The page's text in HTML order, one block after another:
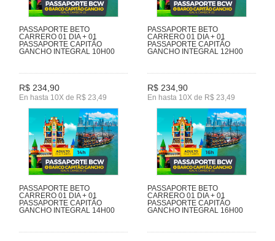
PASSAPORTE BETO
CARRERO 01 DIA + 01
PASSAPORTE CAPITÃO
GANCHO INTEGRAL 10H00
R$ 234,90
En hasta 10X de R$ 23,49
PASSAPORTE BETO
CARRERO 01 DIA + 01
PASSAPORTE CAPITÃO
GANCHO INTEGRAL 12H00
R$ 234,90
En hasta 10X de R$ 23,49
PASSAPORTE BETO
CARRERO 01 DIA + 01
PASSAPORTE CAPITÃO
GANCHO INTEGRAL 14H00
PASSAPORTE BETO
CARRERO 01 DIA + 01
PASSAPORTE CAPITÃO
GANCHO INTEGRAL 16H00